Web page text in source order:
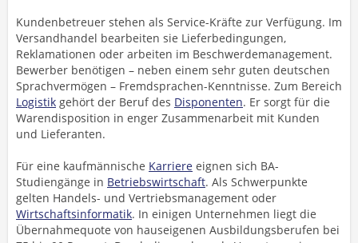
Kundenbetreuer stehen als Service-Kräfte zur Verfügung. Im
Versandhandel bearbeiten sie Lieferbedingungen,
Reklamationen oder arbeiten im Beschwerdemanagement.
Bewerber benötigen – neben einem sehr guten deutschen
Sprachvermögen – Fremdsprachen-Kenntnisse. Zum Bereich
Logistik gehört der Beruf des Disponenten. Er sorgt für die
Warendisposition in enger Zusammenarbeit mit Kunden
und Lieferanten.
Für eine kaufmännische Karriere eignen sich BA-
Studiengänge in Betriebswirtschaft. Als Schwerpunkte
gelten Handels- und Vertriebsmanagement oder
Wirtschaftsinformatik. In einigen Unternehmen liegt die
Übernahmequote von hauseigenen Ausbildungsberufen bei